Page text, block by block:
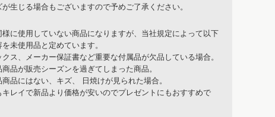
が生じる場合もございますので予めご了承ください。
様に使用していない商品になりますが、当社規定によって以下
未使用品と定めています。
クス、メーカー保証書など重要な付属品が欠品している場合。
商品が販売シーズンを過ぎてしまった商品。
商品にはない、キズ、 日焼けが見られた場合。
キレイで新品より価格が安いのでプレゼントにもおすすめで